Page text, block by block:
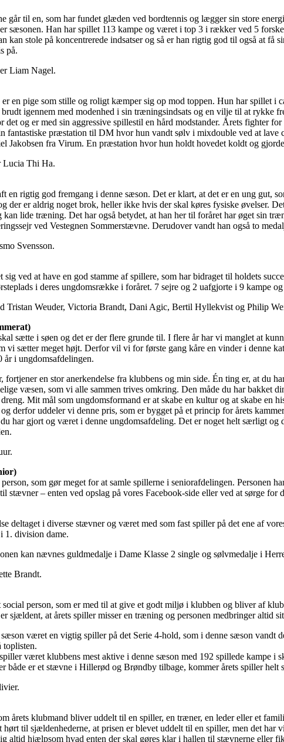
går til en, som har fundet glæden ved bordtennis og lægger sin store
sæsonen. Han har spillet 113 kampe og været i top 3 i rækker ved 5
kan stole på koncentrerede indsatser og så er han rigtig god til også at få
på.
Liam Nagel.
en pige som stille og roligt kæmper sig op mod toppen. Hun har spillet i
igennem med modenhed i sin træningsindsats og en vilje til at rykke
det og er med sin aggressive spillestil en hård modstander. Årets fighter
fantastiske præstation til DM hvor hun vandt sølv i mixdouble ved at lave
Jakobsen fra Virum. En præstation hvor hun holdt hovedet koldt og
Lucia Thi Ha.
en rigtig god fremgang i denne sæson. Det er klart, at det er en ung gut,
der er aldrig noget brok, heller ikke hvis der skal køres fysiske øvelser.
kan lide træning. Det har også betydet, at han her til foråret har øget sin
ved Vestegnen Sommerstævne. Derudover vandt han også to
Svensson.
ved at have en god stamme af spillere, som har bidraget til holdets
i deres ungdomsrække i foråret. 7 sejre og 2 uafgjorte i 9 kampe
Tristan Weuder, Victoria Brandt, Dani Agic, Bertil Hyllekvist og Philip
sætte i søen og det er der flere grunde til. I flere år har vi manglet at
vi sætter meget højt. Derfor vil vi for første gang kåre en vinder i denne
år i ungdomsafdelingen.
fortjener en stor anerkendelse fra klubbens og min side. Én ting er, at du
væsen, som vi alle sammen trives omkring. Den måde du har bakket
Mit mål som ungdomsformand er at skabe en kultur og at skabe en
derfor uddeler vi denne pris, som er bygget på et princip for årets
har gjort og været i denne ungdomsafdeling. Det er noget helt særligt og
som gør meget for at samle spillerne i seniorafdelingen. Personen
stævner – enten ved opslag på vores Facebook-side eller ved at sørge
deltaget i diverse stævner og været med som fast spiller på det ene af
1. division dame.
kan nævnes guldmedalje i Dame Klasse 2 single og sølvmedalje i
Brandt.
social person, som er med til at give et godt miljø i klubben og bliver af
sjældent, at årets spiller misser en træning og personen medbringer altid
været en vigtig spiller på det Serie 4-hold, som i denne sæson vandt
toplisten.
været klubbens mest aktive i denne sæson med 192 spillede kampe i
både er et stævne i Hillerød og Brøndby tilbage, kommer årets spiller helt
årets klubmand bliver uddelt til en spiller, en træner, en leder eller et
hørt til sjældenhederne, at prisen er blevet uddelt til en spiller, men det har
altid hjælpsom hvad enten der skal gøres klar i hallen til stævnerne eller